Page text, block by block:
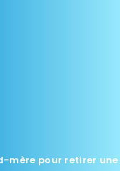
mère pour retirer une